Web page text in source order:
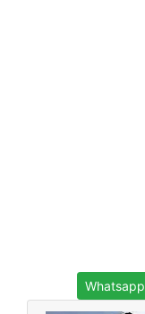
Whatsapp